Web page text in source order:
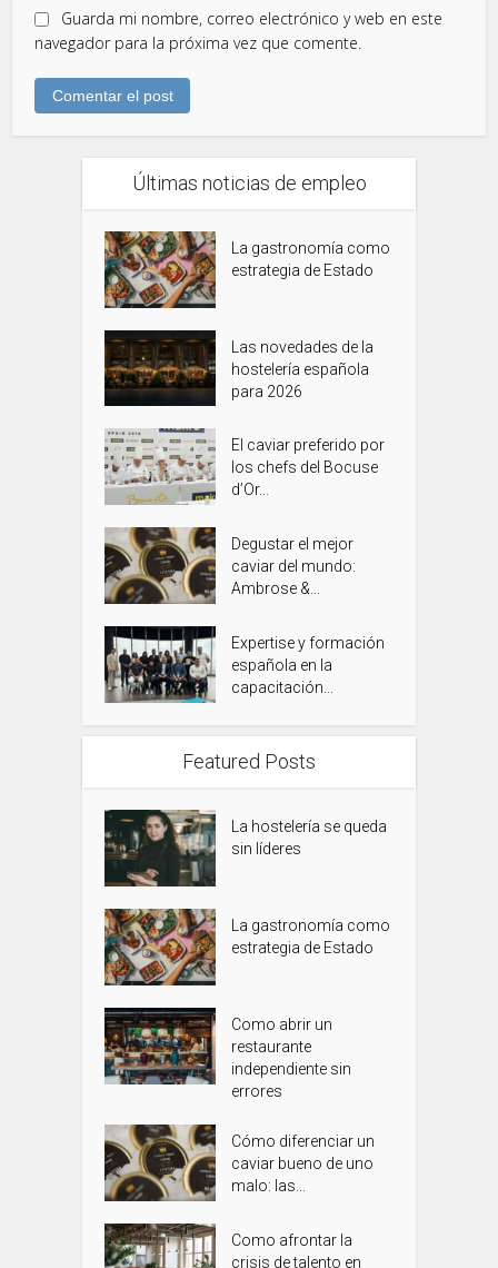
Guarda mi nombre, correo electrónico y web en este
navegador para la próxima vez que comente.
Últimas noticias de empleo
La gastronomía como
estrategia de Estado
Las novedades de la
hostelería española
para 2026
El caviar preferido por
los chefs del Bocuse
d’Or...
Degustar el mejor
caviar del mundo:
Ambrose &...
Expertise y formación
española en la
capacitación...
Featured Posts
La hostelería se queda
sin líderes
La gastronomía como
estrategia de Estado
Como abrir un
restaurante
independiente sin
errores
Cómo diferenciar un
caviar bueno de uno
malo: las...
Como afrontar la
crisis de talento en